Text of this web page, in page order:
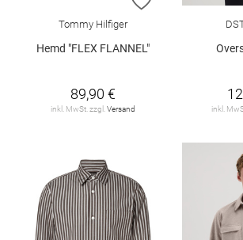
Tommy Hilfiger
Hemd "FLEX FLANNEL"
89,90 €
inkl. MwSt. zzgl.Versand inkl.